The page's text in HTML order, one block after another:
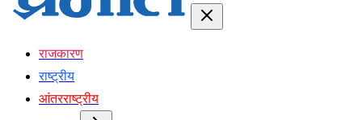
राजकारण
राष्ट्रीय
आंतरराष्ट्रीय